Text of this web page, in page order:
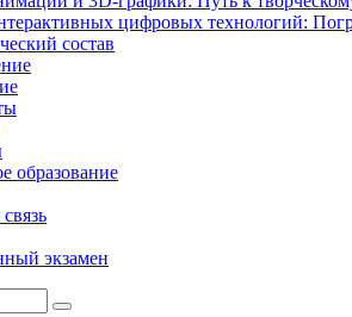
цифровых технологий:
состав
образование
экзамен